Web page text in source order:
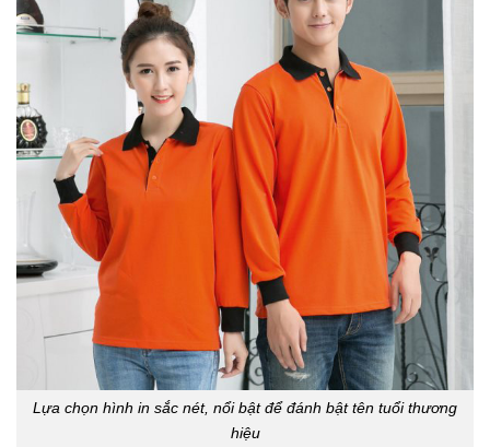
Lựa chọn hình in sắc nét, nổi bật để đánh bật tên tuổi thương
hiệu